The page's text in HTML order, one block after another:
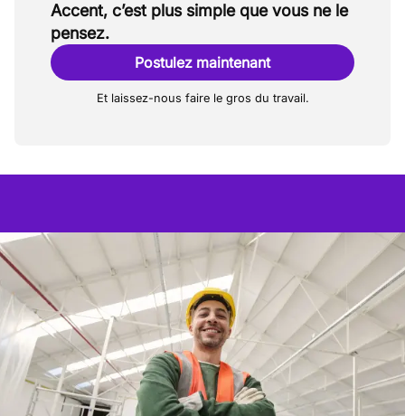
Accent, c’est plus simple que vous ne le
pensez.
Postulez maintenant
Et laissez-nous faire le gros du travail.